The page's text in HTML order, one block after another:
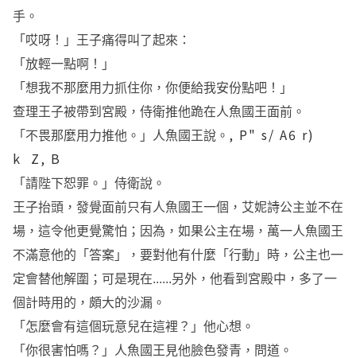
手。
「哎呀！」王子痛得叫了起來：
「放輕一點啊！」
「想我不那麼用力抓住你，你便給我安份點吧！」
查理王子被帶到宮殿，侍衛推他跪在人魚國王面前。
「不畏那麼用力推他。」人魚國王說。 , P" s/ A6 r)
k Z, B
「請陛下恕罪。」侍衛說。
王子抬頭，發覺面前只有人魚國王一個，艾妮詩公主並不在
場，這令他更覺驚怕；因為，如果公主在場，萬一人魚國王
不滿意他的「答案」，要對他有什麼「行動」時，公主也一
定會替他解圍；可是現在......另外，他看到宮殿中，多了一
個計時用的，頗大的沙漏。
「怎麼會有這個玩意兒在這裡？」他心想。
「你很害怕嗎？」人魚國王見他臉色發青，問道。